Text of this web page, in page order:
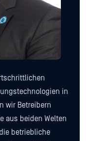
in
wir Betreibern
aus beiden Welten
betriebliche